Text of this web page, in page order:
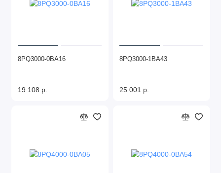
8PQ3000-0BA16
19 108 р.
8PQ3000-1BA43
25 001 р.